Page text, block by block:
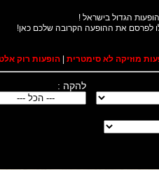
הגדול בישראל !
לפרסם את ההופעה
מוזיקה לא סימטרית הופעות רוק
להקה :